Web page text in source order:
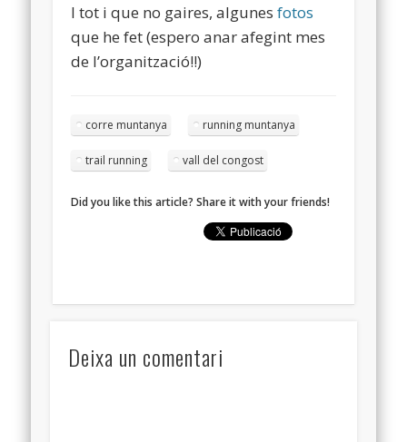
I tot i que no gaires, algunesfotos
que he fet (espero anar afegint mes
de l’organització!!)
corre muntanya running muntanya
trail running vall del congost
Did you like this article? Share it with your friends!
Deixa un comentari